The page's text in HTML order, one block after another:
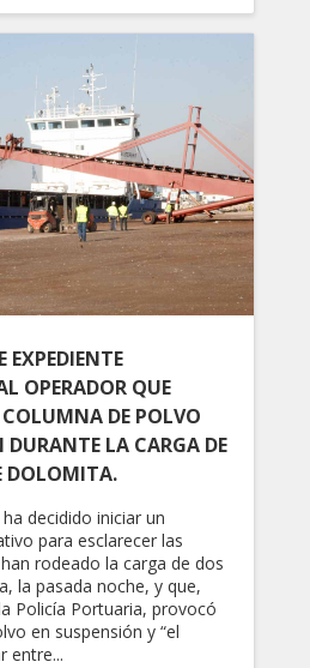
EXPEDIENTE
OPERADOR QUE
DE POLVO
DURANTE LA CARGA DE
DOLOMITA.
decidido iniciar un
para esclarecer las
rodeado la carga de dos
la pasada noche, y que,
Policía Portuaria, provocó
en suspensión y “el
entre...